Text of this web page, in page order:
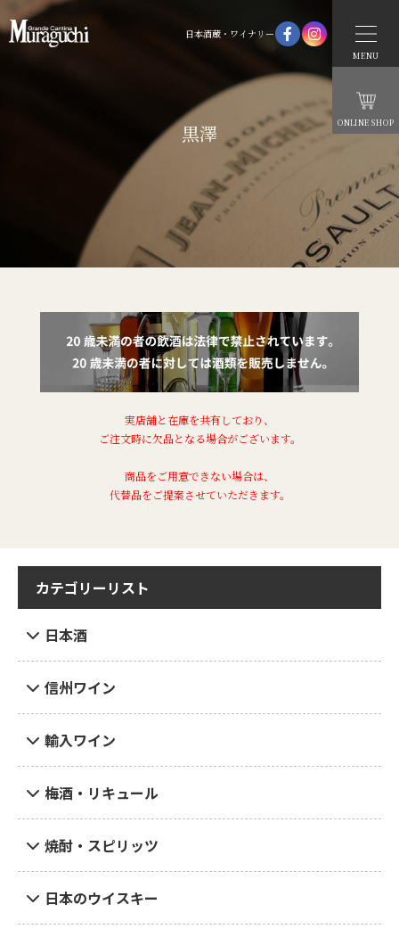
日本酒蔵・ワイナリー
MENU
ONLINE SHOP
黒澤
実店舗と在庫を共有しており、
ご注文時に欠品となる場合がございます。
商品をご用意できない場合は、
代替品をご提案させていただきます。
カテゴリーリスト
日本酒
信州ワイン
輸入ワイン
梅酒・リキュール
焼酎・スピリッツ
日本のウイスキー